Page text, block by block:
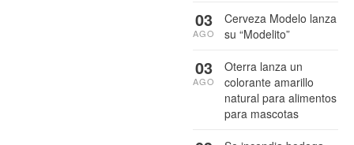
Cerveza Modelo lanza
su “Modelito”
03
AGO
Oterra lanza un
colorante amarillo
natural para alimentos
para mascotas
03
AGO